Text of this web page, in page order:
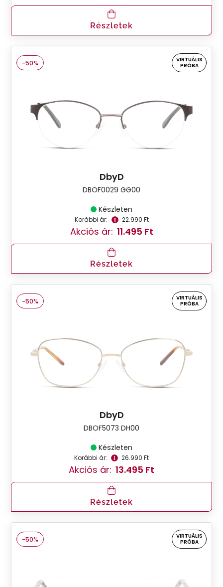
Részletek
-50%
VIRTUÁLIS
PRÓBA
DbyD
DBOF0029 GG00
Készleten
Korábbi ár: 22.990 Ft
Akciós ár: 11.495 Ft
Részletek
-50%
VIRTUÁLIS
PRÓBA
DbyD
DBOF5073 DH00
Készleten
Korábbi ár: 26.990 Ft
Akciós ár: 13.495 Ft
Részletek
-50%
VIRTUÁLIS
PRÓBA